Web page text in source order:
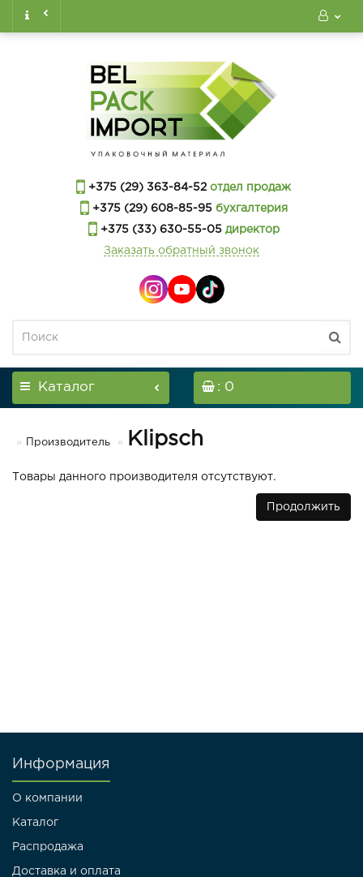
+375 (29) 363-84-52 отдел продаж
+375 (29) 608-85-95бухгалтерия
+375 (33) 630-55-05директор
Заказать обратный звонок
Каталог : 0
Производитель Klipsch
Товары данного производителя отсутствуют.
Продолжить
Информация
О компании
Каталог
Распродажа
Доставка и оплата